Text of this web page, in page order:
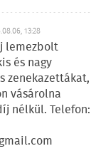
13:28
lemezbolt
és nagy
zenekazettákat,
vásárolna
nélkül. Telefon: